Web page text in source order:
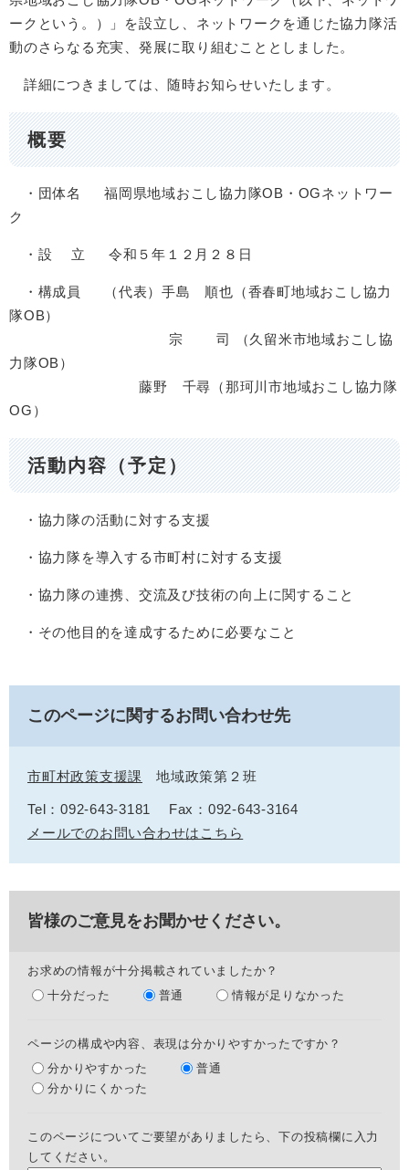
ークという。）」を設立し、ネットワークを通じた協力隊活
動のさらなる充実、発展に取り組むこととしました。
詳細につきましては、随時お知らせいたします。
概要
・団体名 福岡県地域おこし協力隊OB・OGネットワー
ク
・設 立 令和５年１２月２８日
・構成員 （代表）手島 順也（香春町地域おこし協力
隊OB）
宗 司 （久留米市地域おこし協
力隊OB）
藤野 千尋（那珂川市地域おこし協力隊
OG）
活動内容（予定）
・協力隊の活動に対する支援
・協力隊を導入する市町村に対する支援
・協力隊の連携、交流及び技術の向上に関すること
・その他目的を達成するために必要なこと
このページに関するお問い合わせ先
市町村政策支援課 地域政策第２班
Tel：092-643-3181
Fax：092-643-3164
メールでのお問い合わせはこちら
皆様のご意見をお聞かせください。
お求めの情報が十分掲載されていましたか？
十分だった
普通 情報が足りなかった
ページの構成や内容、表現は分かりやすかったですか？
分かりやすかった
普通
分かりにくかった
このページについてご要望がありましたら、下の投稿欄に入力
してください。